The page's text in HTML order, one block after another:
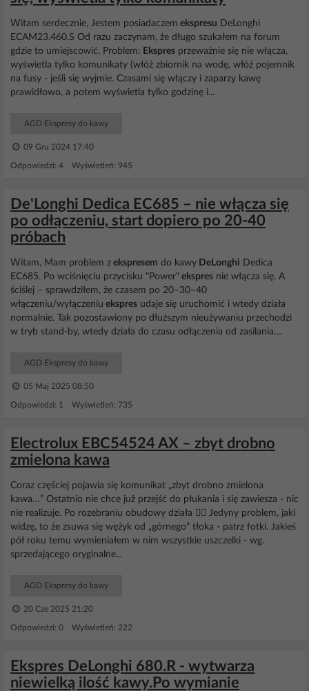
Witam serdecznie, Jestem posiadaczem ekspresu DeLonghi
ECAM23.460.S Od razu zaczynam, że długo szukałem na forum
gdzie to umiejscowić. Problem: Ekspres przeważnie się nie włącza,
wyświetla tylko komunikaty (włóż zbiornik na wodę, włóż pojemnik
na fusy - jeśli się wyjmie. Czasami się włączy i zaparzy kawę
prawidłowo, a potem wyświetla tylko godzinę i...
AGD Ekspresy do kawy
09 Gru 2024 17:40
Odpowiedzi: 4 Wyświetleń: 945
De'Longhi Dedica EC685 – nie włącza się
po odłączeniu, start dopiero po 20-40
próbach
Witam, Mam problem z ekspresem do kawy DeLonghi Dedica
EC685. Po wciśnięciu przycisku "Power" ekspres nie włącza się. A
ściślej – sprawdziłem, że czasem po 20–30–40
włączeniu/wyłączeniu ekspres udaje się uruchomić i wtedy działa
normalnie. Tak pozostawiony po dłuższym nieużywaniu przechodzi
w tryb stand-by, wtedy działa do czasu odłączenia od zasilania....
AGD Ekspresy do kawy
05 Maj 2025 08:50
Odpowiedzi: 1 Wyświetleń: 735
Electrolux EBC54524 AX – zbyt drobno
zmielona kawa
Coraz częściej pojawia się komunikat „zbyt drobno zmielona
kawa…” Ostatnio nie chce już przejść do płukania i się zawiesza - nic
nie realizuje. Po rozebraniu obudowy działa 😵‍💫 Jedyny problem, jaki
widzę, to że zsuwa się wężyk od „górnego” tłoka - patrz fotki. Jakieś
pół roku temu wymieniałem w nim wszystkie uszczelki - wg.
sprzedającego oryginalne...
AGD Ekspresy do kawy
20 Cze 2025 21:20
Odpowiedzi: 0 Wyświetleń: 222
Ekspres DeLonghi 680.R - wytwarza
niewielką ilość kawy.Po wymianie